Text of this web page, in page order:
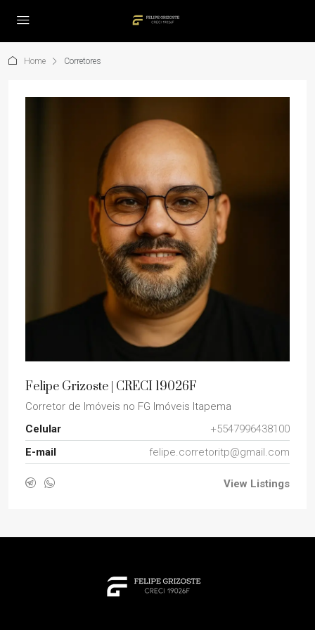
Home Corretores
Felipe Grizoste | CRECI 19026F
Corretor de Imóveis no FG Imóveis Itapema
Celular
+5547996438100
E-mail
felipe.corretoritp@gmail.com
View Listings